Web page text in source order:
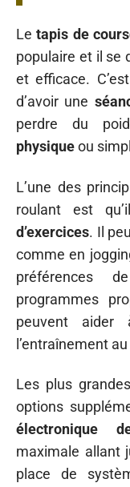
Letapis de
populaire et il se
et efficace.
d’avoir une
perdre du
physiqueou
L’une des
roulant est
d’exercices. Il
comme en
préférences
programmes
peuvent aider
l’entraînement
Les plus
options
électronique
maximale allant
place de